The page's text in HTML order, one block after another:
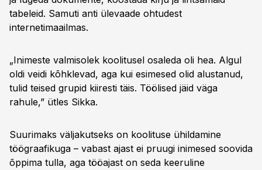
tabeleid. Samuti anti ülevaade ohtudest
internetimaailmas.
„Inimeste valmisolek koolitusel osaleda oli hea. Algul
oldi veidi kõhklevad, aga kui esimesed olid alustanud,
tulid teised grupid kiiresti täis. Töölised jäid väga
rahule,” ütles Sikka.
Suurimaks väljakutseks on koolituse ühildamine
töögraafikuga – vabast ajast ei pruugi inimesed soovida
õppima tulla, aga tööajast on seda keeruline